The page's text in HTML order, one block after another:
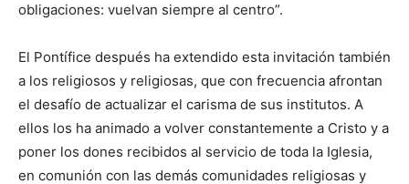
obligaciones: vuelvan siempre al centro”.
El Pontífice después ha extendido esta invitación también
a los religiosos y religiosas, que con frecuencia afrontan
el desafío de actualizar el carisma de sus institutos. A
ellos los ha animado a volver constantemente a Cristo y a
poner los dones recibidos al servicio de toda la Iglesia,
en comunión con las demás comunidades religiosas y